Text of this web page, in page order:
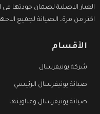
الغيار الاصلية لضمان جودتها
اكثر من مرة، الصيانة لجميع
الأقسام
شركة يونيفرسال
صيانة يونيفرسال الرئيسي
صيانة يونيفرسال وعناوينها